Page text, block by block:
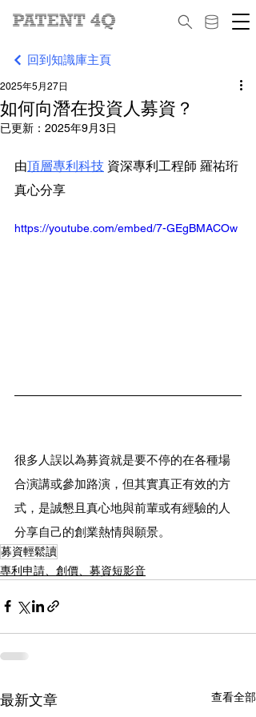
回到知識庫主頁
如何向潛在投資人募資？
2025年5月27日
已更新： 2025年9月3日
由頂層專利科技 資深專利工程師 羅祐珩
真心分享
https://youtube.com/embed/7-GEgBMACOw
很多人誤以為募資就是要不停的在各種場
合演講或參加路演，但其實真正有效的方
式，是誠懇且真心地與前輩或有經驗的人
分享自己的創業熱情與願景。
募資輕鬆讀
專利申請、創價、募資短影音
最新文章 查看全部